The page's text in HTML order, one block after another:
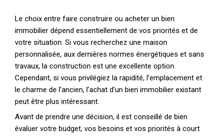
Le choix entre faire construire ou acheter un bien
immobilier dépend essentiellement de vos priorités et de
votre situation. Si vous recherchez une maison
personnalisée, aux dernières normes énergétiques et sans
travaux, la construction est une excellente option.
Cependant, si vous privilégiez la rapidité, l’emplacement et
le charme de l’ancien, l’achat d’un bien immobilier existant
peut être plus intéressant.
Avant de prendre une décision, il est conseillé de bien
évaluer votre budget, vos besoins et vos priorités à court